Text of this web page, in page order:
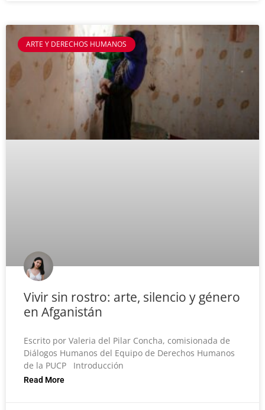
ARTE Y DERECHOS HUMANOS
Vivir sin rostro: arte, silencio y género
en Afganistán
Escrito por Valeria del Pilar Concha, comisionada de
Diálogos Humanos del Equipo de Derechos Humanos
de la PUCP Introducción
Read More